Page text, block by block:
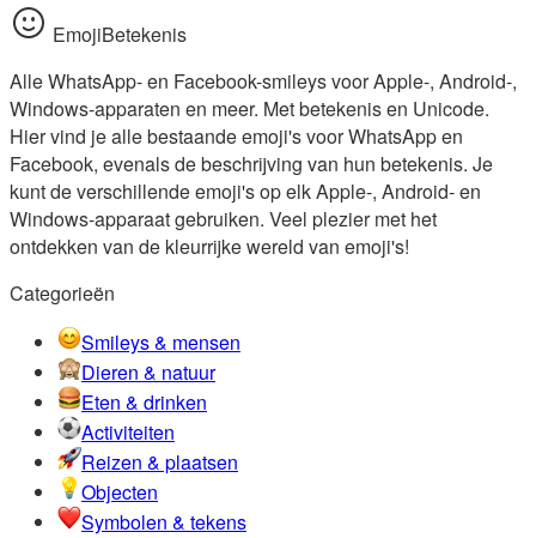
EmojiBetekenis
Alle WhatsApp- en Facebook-smileys voor Apple-, Android-,
Windows-apparaten en meer. Met betekenis en Unicode.
Hier vind je alle bestaande emoji's voor WhatsApp en
Facebook, evenals de beschrijving van hun betekenis. Je
kunt de verschillende emoji's op elk Apple-, Android- en
Windows-apparaat gebruiken. Veel plezier met het
ontdekken van de kleurrijke wereld van emoji's!
Categorieën
Smileys & mensen
Dieren & natuur
Eten & drinken
Activiteiten
Reizen & plaatsen
Objecten
Symbolen & tekens